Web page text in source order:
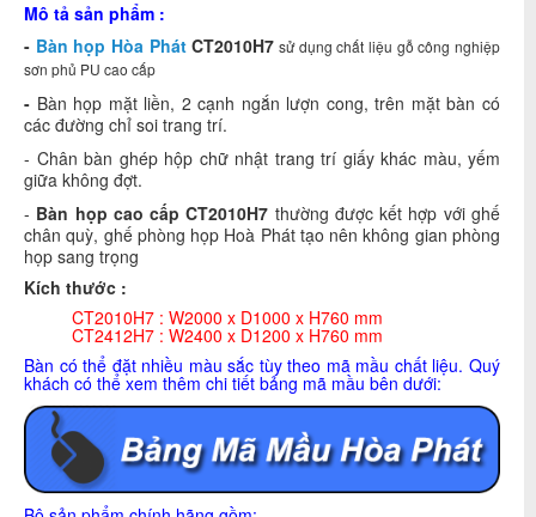
Mô tả sản phẩm :
- Bàn họp Hòa PhátCT2010H7 sử dụng chất liệu gỗ công nghiệp
sơn phủ PU cao cấp
- Bàn họp mặt liền, 2 cạnh ngắn lượn cong, trên mặt bàn có
các đường chỉ soi trang trí.
- Chân bàn ghép hộp chữ nhật trang trí giấy khác màu, yếm
giữa không đợt.
- Bàn họp cao cấp CT2010H7 thường được kết hợp với ghế
chân quỳ, ghế phòng họp Hoà Phát tạo nên không gian phòng
họp sang trọng
Kích thước :
CT2010H7 : W2000 x D1000 x H760 mm
CT2412H7 : W2400 x D1200 x H760 mm
Bàn có thể đặt nhiều màu sắc tùy theo mã mầu chất liệu. Quý
khách có thể xem thêm chi tiết bảng mã mầu bên dưới: